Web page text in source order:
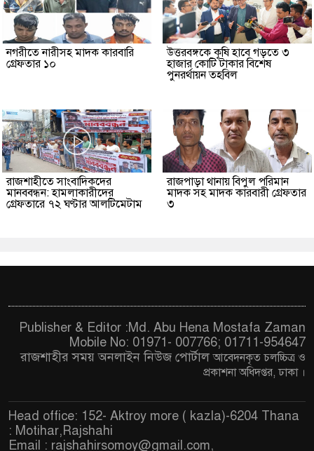
নগরীতে নারীসহ মাদক কারবারি
গ্রেফতার ১০
উত্তরবঙ্গকে কৃষি হাবে গড়তে ৩
হাজার কোটি টাকার বিশেষ
পুনরর্থায়ন তহবিল
রাজশাহীতে সাংবাদিকদের
মানববন্ধন: হামলাকারীদের
গ্রেফতারে ৭২ ঘণ্টার আলটিমেটাম
রাজপাড়া থানায় বিপুল পরিমান
মাদক সহ মাদক কারবারী গ্রেফতার
৩
Publisher & Editor :Md. Abu Hena Mostafa Zaman
Mobile No: 01971- 007766; 01711-954647
রাজশাহীর সময় অনলাইন নিউজ পোর্টালআবেদনকৃত চলচ্চিত্র ও
প্রকাশনা অধিদপ্তর, ঢাকা ।
Head office: 152- Aktroy more ( kazla)-6204 Thana
: Motihar,Rajshahi
Email : rajshahirsomoy@gmail.com,